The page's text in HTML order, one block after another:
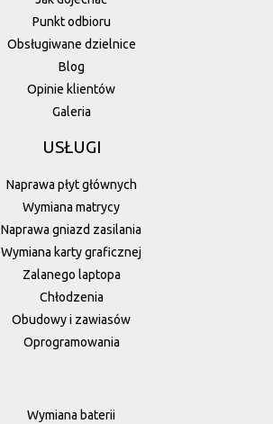
Punkt odbioru
Obsługiwane dzielnice
Blog
Opinie klientów
Galeria
USŁUGI
Naprawa płyt głównych
Wymiana matrycy
Naprawa gniazd zasilania
Wymiana karty graficznej
Zalanego laptopa
Chłodzenia
Obudowy i zawiasów
Oprogramowania
Wymiana baterii